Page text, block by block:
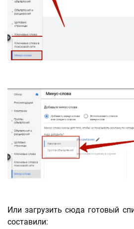
Или загрузить сюда готовый
составили: